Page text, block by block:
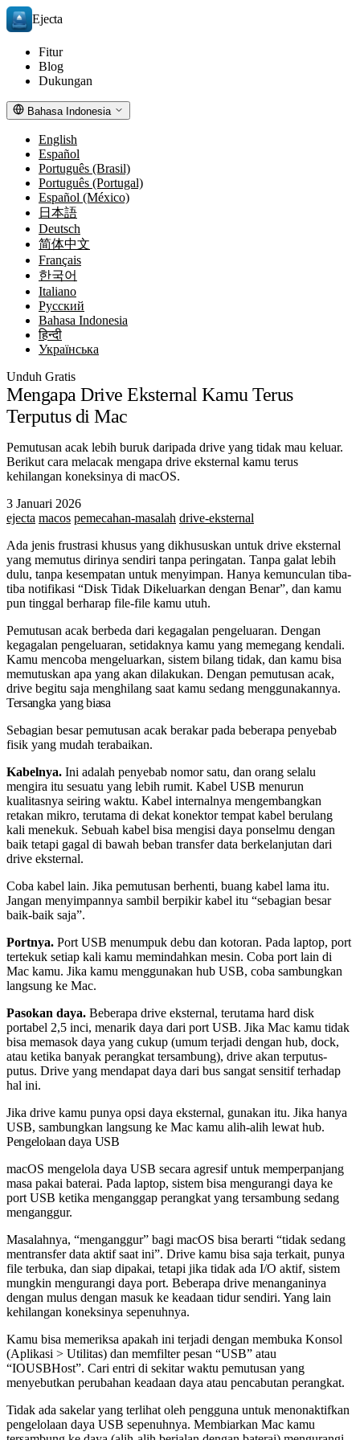
Ejecta
Fitur
Blog
Dukungan
Bahasa Indonesia
English
Español
Português (Brasil)
Português (Portugal)
Español (México)
日本語
Deutsch
简体中文
Français
한국어
Italiano
Русский
Bahasa Indonesia
हिन्दी
Українська
Unduh Gratis
Mengapa Drive Eksternal Kamu Terus
Terputus di Mac
Pemutusan acak lebih buruk daripada drive yang tidak mau keluar.
Berikut cara melacak mengapa drive eksternal kamu terus
kehilangan koneksinya di macOS.
3 Januari 2026
ejecta macos pemecahan-masalah drive-eksternal
Ada jenis frustrasi khusus yang dikhususkan untuk drive eksternal
yang memutus dirinya sendiri tanpa peringatan. Tanpa galat lebih
dulu, tanpa kesempatan untuk menyimpan. Hanya kemunculan tiba-
tiba notifikasi “Disk Tidak Dikeluarkan dengan Benar”, dan kamu
pun tinggal berharap file-file kamu utuh.
Pemutusan acak berbeda dari kegagalan pengeluaran. Dengan
kegagalan pengeluaran, setidaknya kamu yang memegang kendali.
Kamu mencoba mengeluarkan, sistem bilang tidak, dan kamu bisa
memutuskan apa yang akan dilakukan. Dengan pemutusan acak,
drive begitu saja menghilang saat kamu sedang menggunakannya.
Tersangka yang biasa
Sebagian besar pemutusan acak berakar pada beberapa penyebab
fisik yang mudah terabaikan.
Kabelnya. Ini adalah penyebab nomor satu, dan orang selalu
mengira itu sesuatu yang lebih rumit. Kabel USB menurun
kualitasnya seiring waktu. Kabel internalnya mengembangkan
retakan mikro, terutama di dekat konektor tempat kabel berulang
kali menekuk. Sebuah kabel bisa mengisi daya ponselmu dengan
baik tetapi gagal di bawah beban transfer data berkelanjutan dari
drive eksternal.
Coba kabel lain. Jika pemutusan berhenti, buang kabel lama itu.
Jangan menyimpannya sambil berpikir kabel itu “sebagian besar
baik-baik saja”.
Portnya. Port USB menumpuk debu dan kotoran. Pada laptop, port
tertekuk setiap kali kamu memindahkan mesin. Coba port lain di
Mac kamu. Jika kamu menggunakan hub USB, coba sambungkan
langsung ke Mac.
Pasokan daya. Beberapa drive eksternal, terutama hard disk
portabel 2,5 inci, menarik daya dari port USB. Jika Mac kamu tidak
bisa memasok daya yang cukup (umum terjadi dengan hub, dock,
atau ketika banyak perangkat tersambung), drive akan terputus-
putus. Drive yang mendapat daya dari bus sangat sensitif terhadap
hal ini.
Jika drive kamu punya opsi daya eksternal, gunakan itu. Jika hanya
USB, sambungkan langsung ke Mac kamu alih-alih lewat hub.
Pengelolaan daya USB
macOS mengelola daya USB secara agresif untuk memperpanjang
masa pakai baterai. Pada laptop, sistem bisa mengurangi daya ke
port USB ketika menganggap perangkat yang tersambung sedang
menganggur.
Masalahnya, “menganggur” bagi macOS bisa berarti “tidak sedang
mentransfer data aktif saat ini”. Drive kamu bisa saja terkait, punya
file terbuka, dan siap dipakai, tetapi jika tidak ada I/O aktif, sistem
mungkin mengurangi daya port. Beberapa drive menanganinya
dengan mulus dengan masuk ke keadaan tidur sendiri. Yang lain
kehilangan koneksinya sepenuhnya.
Kamu bisa memeriksa apakah ini terjadi dengan membuka Konsol
(Aplikasi > Utilitas) dan memfilter pesan “USB” atau
“IOUSBHost”. Cari entri di sekitar waktu pemutusan yang
menyebutkan perubahan keadaan daya atau pencabutan perangkat.
Tidak ada sakelar yang terlihat oleh pengguna untuk menonaktifkan
pengelolaan daya USB sepenuhnya. Membiarkan Mac kamu